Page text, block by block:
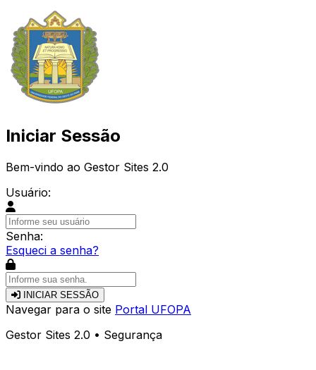
Iniciar Sessão
Bem-vindo ao Gestor Sites 2.0
Usuário:
Senha:
Esqueci a senha?
INICIAR SESSÃO
Navegar para o site Portal UFOPA
Gestor Sites 2.0 • Segurança